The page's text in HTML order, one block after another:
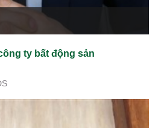
ty bất động sản